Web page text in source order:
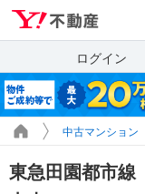
ログイン
中古マンション
東急田園都市線